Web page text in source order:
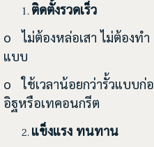
ติดตั้งรวดเร็ว
o ไม่ต้องหล่อเสา ไม่ต้องทำ
แบบ
o ใช้เวลาน้อยกว่ารั้วแบบก่อ
อิฐหรือเทคอนกรีต
แข็งแรง ทนทาน